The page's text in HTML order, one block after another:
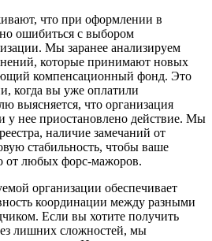
что при оформлении в
ошибиться с выбором
Мы заранее анализируем
которые принимают новых
компенсационный фонд. Это
когда вы уже оплатили
выясняется, что организация
у нее приостановлено действие. Мы
наличие замечаний от
стабильность, чтобы ваше
от любых форс-мажоров.
организации обеспечивает
координации между разными
Если вы хотите получить
лишних сложностей, мы